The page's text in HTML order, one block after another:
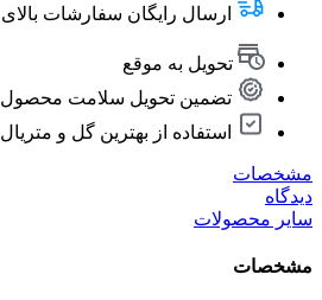
ارسال رایگان سفارشات بالای ۳ میلیون تومان (تهران)
تحویل به موقع
تضمین تحویل سلامت محصول
استفاده از بهترین گل و متریال
مشخصات
دیدگاه
سایر محصولات
مشخصات